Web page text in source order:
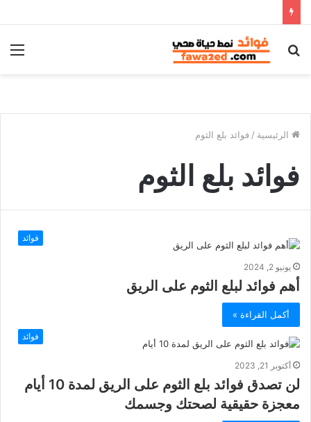
بحث
الرئيسية / فوائد بلع الثوم
فوائد بلع الثوم
فوائد
يونيو 2, 2024
أهم فوائد لبلع الثوم على الريق
أكمل القراءة »
فوائد
أكتوبر 21, 2023
لن تصدق فوائد بلع الثوم على الريق لمدة 10 أيام
معجزة حقيقية لصحتك وجسمك